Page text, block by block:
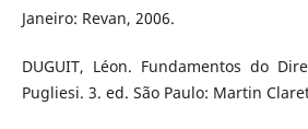
Janeiro: Revan, 2006.
DUGUIT, Léon. Fundamentos do
Pugliesi. 3. ed. São Paulo: Martin